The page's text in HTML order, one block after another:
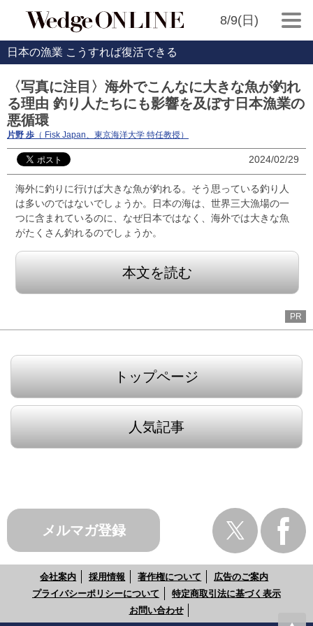
8/9(日)
日本の漁業 こうすれば復活できる
〈写真に注目〉海外でこんなに大きな魚が釣れ
る理由 釣り人たちにも影響を及ぼす日本漁業の
悪循環
片野 歩 （ Fisk Japan、東京海洋大学 特任教授）
2024/02/29
海外に釣りに行けば大きな魚が釣れる。そう思っている釣り人
は多いのではないでしょうか。日本の海は、世界三大漁場の一
つに含まれているのに、なぜ日本ではなく、海外では大きな魚
がたくさん釣れるのでしょうか。
本文を読む
PR
トップページ
人気記事
メルマガ登録
会社案内 採用情報 著作権について
広告のご案内
プライバシーポリシーについて
特定商取引法に基づく表示
お問い合わせ